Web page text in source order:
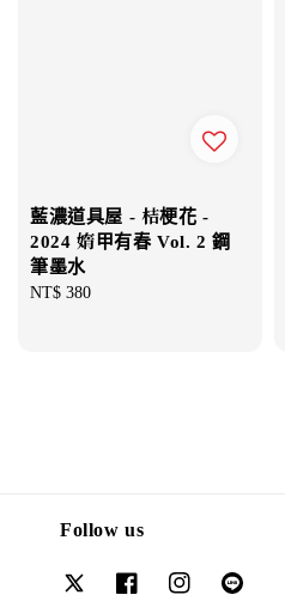
藍濃道具屋 - 桔梗花 -
2024 媠甲有春 Vol. 2 鋼
筆墨水
Regular
NT$ 380
Follow us